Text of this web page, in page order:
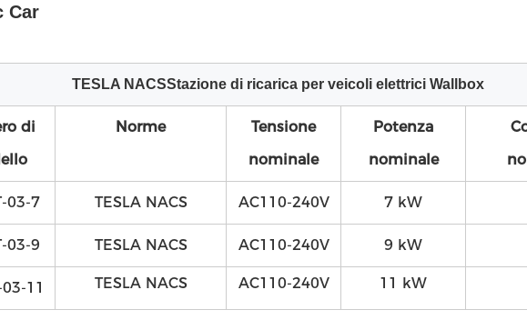
Car
TESLA NACSStazione di ricarica per veicoli elettrici Wallbox
di
Norme
Tensione
nominale
Potenza
nominale
03-7 TESLA NACS AC110-240V 7 kW
03-9 TESLA NACS AC110-240V 9 kW
11 TESLA NACS AC110-240V 11 kW